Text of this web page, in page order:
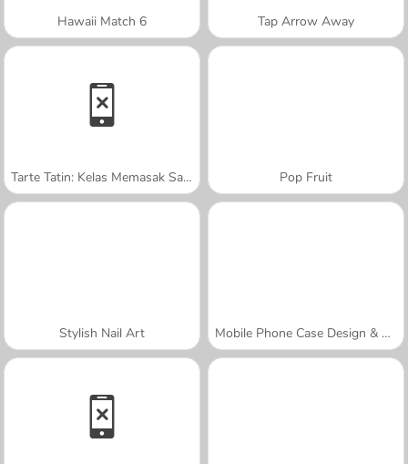
Hawaii Match 6 Tap Arrow Away
Tarte Tatin: Kelas Memasak Sara Pop Fruit
Stylish Nail Art Mobile Phone Case Design & DIY